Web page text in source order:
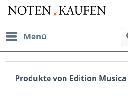
Menü
Produkte von Edition